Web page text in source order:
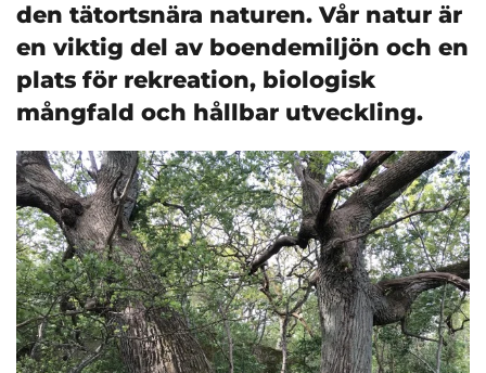
den tätortsnära naturen. Vår natur är
en viktig del av boendemiljön och en
plats för rekreation, biologisk
mångfald och hållbar utveckling.